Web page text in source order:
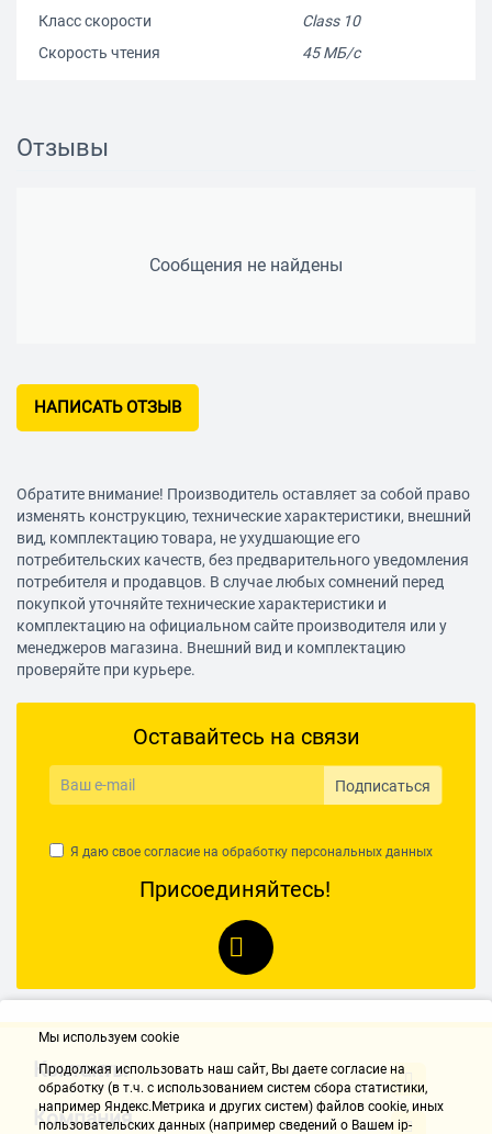
Класс скорости
Class 10
Скорость чтения
45 МБ/с
Отзывы
Сообщения не найдены
НАПИСАТЬ ОТЗЫВ
Обратите внимание! Производитель оставляет за собой право
изменять конструкцию, технические характеристики, внешний
вид, комплектацию товара, не ухудшающие его
потребительских качеств, без предварительного уведомления
потребителя и продавцов. В случае любых сомнений перед
покупкой уточняйте технические характеристики и
комплектацию на официальном сайте производителя или у
менеджеров магазина. Внешний вид и комплектацию
проверяйте при курьере.
Оставайтесь на связи
Подписаться
Я даю свое согласие на обработку персональных данных
Присоединяйтесь!
Контакты
Компания
Мы используем cookie
Продолжая использовать наш cайт, Вы даете согласие на
обработку (в т.ч. с использованием систем сбора статистики,
например Яндекс.Метрика и других систем) файлов cookie, иных
пользовательских данных (например сведений о Вашем ip-